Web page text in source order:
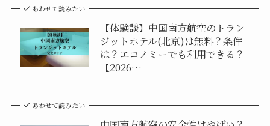
あわせて読みたい
【体験談】中国南方航空のトラン
ジットホテル(北京)は無料？条件
は？エコノミーでも利用できる？
【2026…
あわせて読みたい